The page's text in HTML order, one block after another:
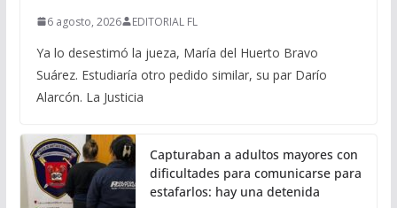
6 agosto, 2026 EDITORIAL FL
Ya lo desestimó la jueza, María del Huerto Bravo
Suárez. Estudiaría otro pedido similar, su par Darío
Alarcón. La Justicia
Capturaban a adultos mayores con
dificultades para comunicarse para
estafarlos: hay una detenida